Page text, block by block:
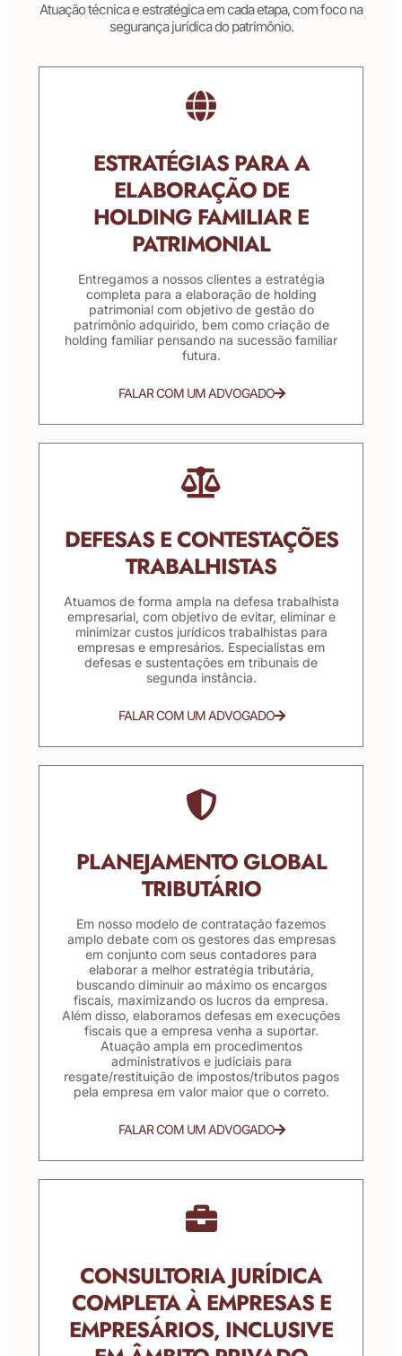
Atuação técnica e estratégica em cada etapa, com foco na
segurança jurídica do patrimônio.
ESTRATÉGIAS PARA A
ELABORAÇÃO DE
HOLDING FAMILIAR E
PATRIMONIAL
Entregamos a nossos clientes a estratégia
completa para a elaboração de holding
patrimonial com objetivo de gestão do
patrimônio adquirido, bem como criação de
holding familiar pensando na sucessão familiar
futura.
FALAR COM UM ADVOGADO
DEFESAS E CONTESTAÇÕES
TRABALHISTAS
Atuamos de forma ampla na defesa trabalhista
empresarial, com objetivo de evitar, eliminar e
minimizar custos jurídicos trabalhistas para
empresas e empresários. Especialistas em
defesas e sustentações em tribunais de
segunda instância.
FALAR COM UM ADVOGADO
PLANEJAMENTO GLOBAL
TRIBUTÁRIO
Em nosso modelo de contratação fazemos
amplo debate com os gestores das empresas
em conjunto com seus contadores para
elaborar a melhor estratégia tributária,
buscando diminuir ao máximo os encargos
fiscais, maximizando os lucros da empresa.
Além disso, elaboramos defesas em execuções
fiscais que a empresa venha a suportar.
Atuação ampla em procedimentos
administrativos e judiciais para
resgate/restituição de impostos/tributos pagos
pela empresa em valor maior que o correto.
FALAR COM UM ADVOGADO
CONSULTORIA JURÍDICA
COMPLETA À EMPRESAS E
EMPRESÁRIOS, INCLUSIVE